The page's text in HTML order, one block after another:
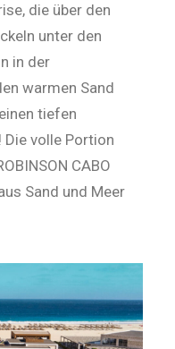
die über den
unter den
in der
warmen Sand
tiefen
volle Portion
CABO
Sand und Meer